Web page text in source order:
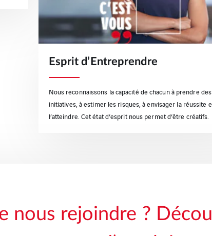
Esprit d’Entreprendre
Nous reconnaissons la capacité de chacun à prendre des
initiatives, à estimer les risques, à envisager la réussite
l’atteindre. Cet état d’esprit nous permet d’être créatifs.
nous rejoindre ?